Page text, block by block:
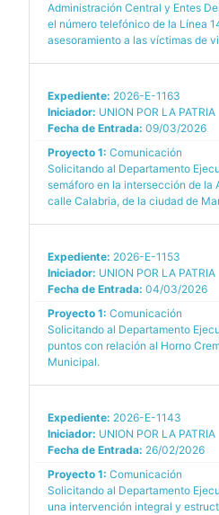
Administración Central y Entes
el número telefónico de la Línea
asesoramiento a las víctimas de
Expediente: 2026-E-1163
Iniciador: UNION POR LA PATRIA
Fecha de Entrada: 09/03/2026
Proyecto 1: Comunicación
Solicitando al Departamento
semáforo en la intersección de la
calle Calabria, de la ciudad de
Expediente: 2026-E-1153
Iniciador: UNION POR LA PATRIA
Fecha de Entrada: 04/03/2026
Proyecto 1: Comunicación
Solicitando al Departamento
puntos con relación al Horno
Municipal.
Expediente: 2026-E-1143
Iniciador: UNION POR LA PATRIA
Fecha de Entrada: 26/02/2026
Proyecto 1: Comunicación
Solicitando al Departamento
una intervención integral y